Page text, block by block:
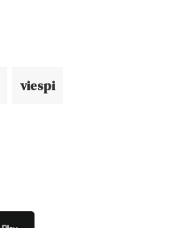
viespi